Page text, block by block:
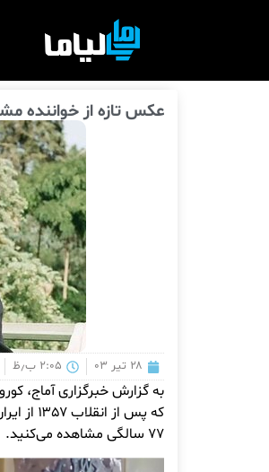
عکس تازه از خواننده
۲۸ تیر ۰۳ ۲:۰۵ ب٫ظ
به گزارش خبرگزاری آماج،
که پس
۷۷ سالگی مشاهده می‌کنید.